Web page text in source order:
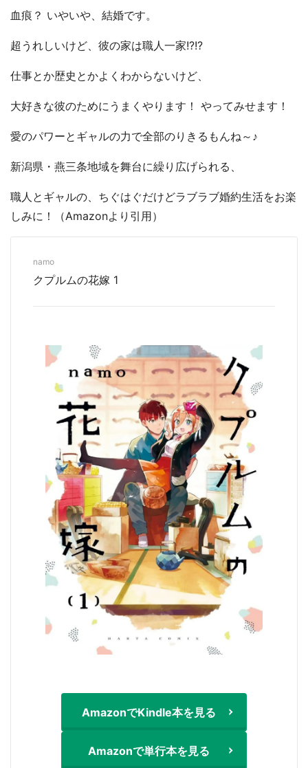
血痕？ いやいや、結婚です。
超うれしいけど、彼の家は職人一家!?!?
仕事とか歴史とかよくわからないけど、
大好きな彼のためにうまくやります！ やってみせます！
愛のパワーとギャルの力で全部のりきるもんね～♪
新潟県・燕三条地域を舞台に繰り広げられる、
職人とギャルの、ちぐはぐだけどラブラブ婚約生活をお楽
しみに！（Amazonより引用）
namo
クプルムの花嫁 1
AmazonでKindle本を見る
Amazonで単行本を見る